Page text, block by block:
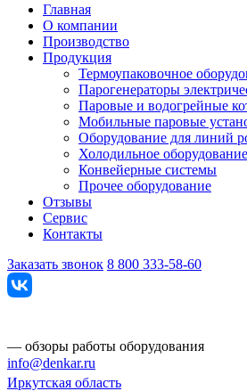
Главная
О компании
Производство
Продукция
Термоупаковочное
Парогенераторы
Паровые и водогрейные
Мобильные паровые
Оборудование для линий
Холодильное оборудование
Конвейерные системы
Прочее оборудование
Отзывы
Сервис
Контакты
Заказать звонок 8 800 333-58-60
— обзоры работы оборудования
info@denkar.ru
Иркутская область